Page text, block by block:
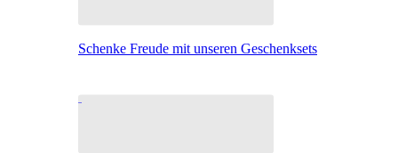
Schenke Freude mit unseren Geschenksets